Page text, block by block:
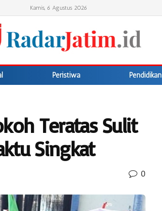
Kamis, 6 Agustus 2026
Peristiwa Pendidikan
Teratas Sulit
Singkat
0